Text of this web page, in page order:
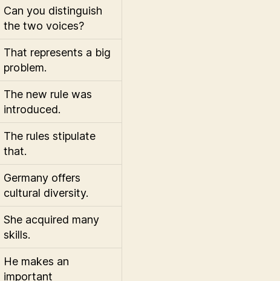
Can you distinguish
the two voices?
That represents a big
problem.
The new rule was
introduced.
The rules stipulate
that.
Germany offers
cultural diversity.
She acquired many
skills.
He makes an
important